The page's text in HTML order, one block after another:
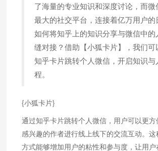
了海量的专业知识和深度讨论，而微
最大的社交平台，连接着亿万用户的
如何将知乎上的知识分享与微信中的
缝对接？借助【小狐卡片】，我们可
知乎卡片跳转个人微信，开启知识与
程。
{小狐卡片}
通过知乎卡片跳转个人微信，用户可以更方
感兴趣的作者进行线上线下的交流互动。这
方式能够增加用户的粘性和参与度，让用户